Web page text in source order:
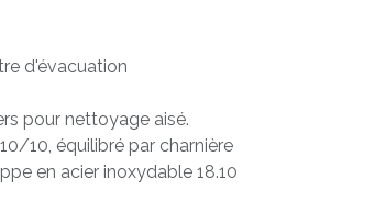
d'évacuation
pour nettoyage aisé.
10, équilibré par charnière
en acier inoxydable 18.10